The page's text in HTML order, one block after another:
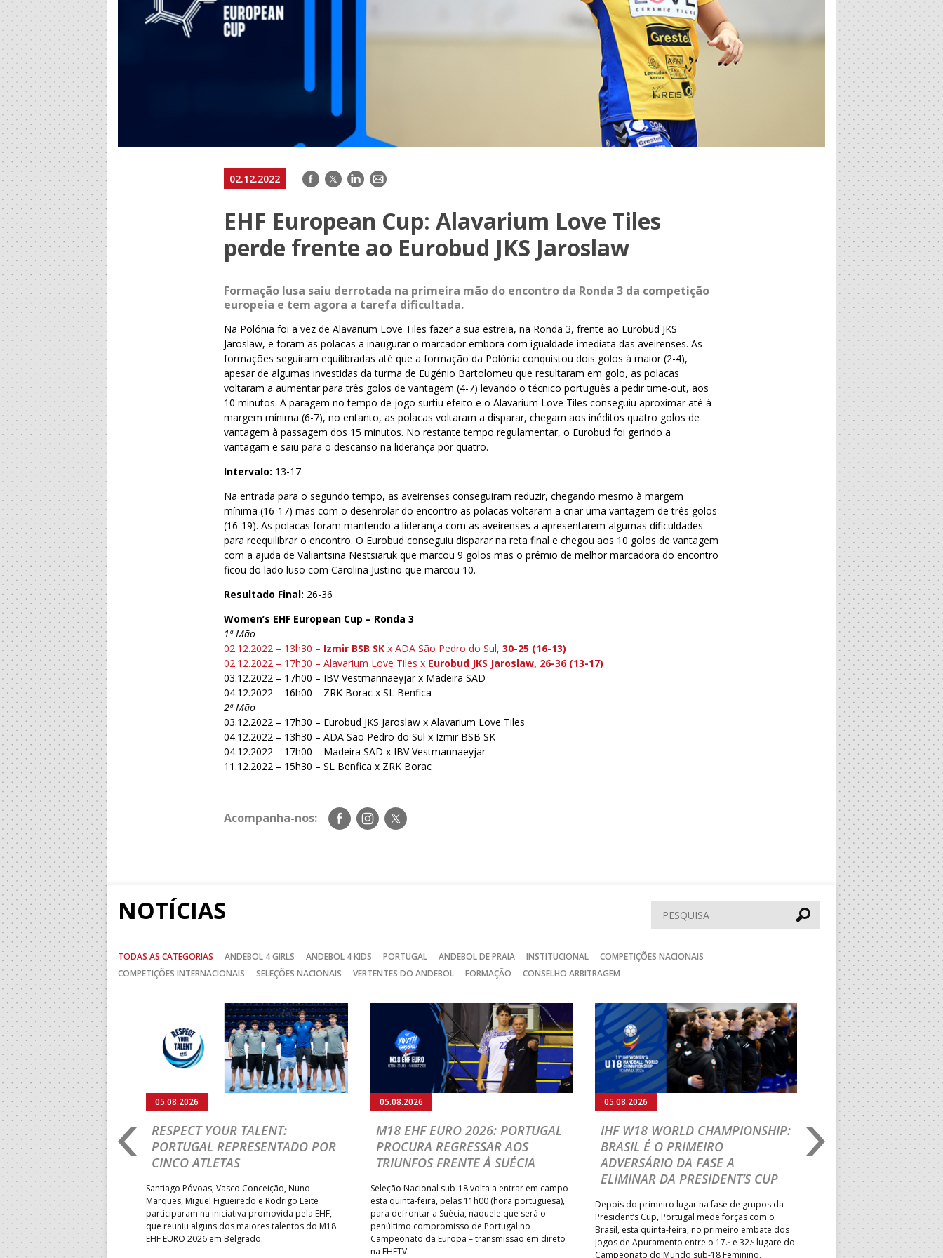
02.12.2022 Facebook
TwitterLinkedIn
E-
EHF European Cup: Alavarium Love Tiles
perde frente ao Eurobud JKS Jaroslaw
Formação lusa saiu derrotada na primeira mão do encontro da Ronda 3 da competição
europeia e tem agora a tarefa dificultada.
Na Polónia foi a vez de Alavarium Love Tiles fazer a sua estreia, na Ronda 3, frente ao Eurobud JKS
Jaroslaw, e foram as polacas a inaugurar o marcador embora com igualdade imediata das aveirenses. As
formações seguiram equilibradas até que a formação da Polónia conquistou dois golos à maior (2-4),
apesar de algumas investidas da turma de Eugénio Bartolomeu que resultaram em golo, as polacas
voltaram a aumentar para três golos de vantagem (4-7) levando o técnico português a pedir time-out, aos
10 minutos. A paragem no tempo de jogo surtiu efeito e o Alavarium Love Tiles conseguiu aproximar até à
margem mínima (6-7), no entanto, as polacas voltaram a disparar, chegam aos inéditos quatro golos de
vantagem à passagem dos 15 minutos. No restante tempo regulamentar, o Eurobud foi gerindo a
vantagam e saiu para o descanso na liderança por quatro.
Intervalo: 13-17
Na entrada para o segundo tempo, as aveirenses conseguiram reduzir, chegando mesmo à margem
mínima (16-17) mas com o desenrolar do encontro as polacas voltaram a criar uma vantagem de três golos
(16-19). As polacas foram mantendo a liderança com as aveirenses a apresentarem algumas dificuldades
para reequilibrar o encontro. O Eurobud conseguiu disparar na reta final e chegou aos 10 golos de vantagem
com a ajuda de Valiantsina Nestsiaruk que marcou 9 golos mas o prémio de melhor marcadora do encontro
ficou do lado luso com Carolina Justino que marcou 10.
Resultado Final: 26-36
Women’s EHF European Cup – Ronda 3
1ª Mão
02.12.2022 – 13h30 – Izmir BSB SK x ADA São Pedro do Sul,30-25 (16-13)
02.12.2022 – 17h30 – Alavarium Love Tiles x Eurobud JKS Jaroslaw, 26-36 (13-17)
03.12.2022 – 17h00 – IBV Vestmannaeyjar x Madeira SAD
04.12.2022 – 16h00 – ZRK Borac x SL Benfica
2ª Mão
03.12.2022 – 17h30 – Eurobud JKS Jaroslaw x Alavarium Love Tiles
04.12.2022 – 13h30 – ADA São Pedro do Sul x Izmir BSB SK
04.12.2022 – 17h00 – Madeira SAD x IBV Vestmannaeyjar
11.12.2022 – 15h30 – SL Benfica x ZRK Borac
Acompanha-nos:
Siga-
nos
Siga-
nos
Siga-
nos
NOTÍCIAS Pesquisar
TODAS AS CATEGORIAS ANDEBOL 4 GIRLS ANDEBOL 4 KIDS PORTUGAL ANDEBOL DE PRAIA INSTITUCIONAL
COMPETIÇÕES NACIONAIS
COMPETIÇÕES INTERNACIONAIS
SELEÇÕES NACIONAIS VERTENTES DO ANDEBOL FORMAÇÃO CONSELHO ARBITRAGEM
2026: PORTUGAL
E SEGUE NA LUTA
18 regressou às vitórias no
ao superar a Suécia por 32-
uma vaga para o
do Mundo.
05.08.2026
RESPECT YOUR TALENT:
PORTUGAL REPRESENTADO POR
CINCO ATLETAS
Santiago Póvoas, Vasco Conceição, Nuno
Marques, Miguel Figueiredo e Rodrigo Leite
participaram na iniciativa promovida pela EHF,
que reuniu alguns dos maiores talentos do M18
EHF EURO 2026 em Belgrado.
05.08.2026
M18 EHF EURO 2026: PORTUGAL
PROCURA REGRESSAR AOS
TRIUNFOS FRENTE À SUÉCIA
Seleção Nacional sub-18 volta a entrar em campo
esta quinta-feira, pelas 11h00 (hora portuguesa),
para defrontar a Suécia, naquele que será o
penúltimo compromisso de Portugal no
Campeonato da Europa – transmissão em direto
na EHFTV.
05.08.2026
IHF W18 WORLD CHAMPIONSHIP:
BRASIL É O PRIMEIRO
ADVERSÁRIO DA FASE A
ELIMINAR DA PRESIDENT’S CUP
Depois do primeiro lugar na fase de grupos da
President’s Cup, Portugal mede forças com o
Brasil, esta quinta-feira, no primeiro embate dos
Jogos de Apuramento entre o 17.º e 32.º lugare do
Campeonato do Mundo sub-18 Feminino.
05.08.2026
IHF W18 WORLD
JOÃO VAREJÃO
CURSO
TREINADORES NA
Treinador português João
integrado na EHF Experts
preletores convidados pela
de Andebol, em Pitești,
de 400 treinadores.
Seguinte